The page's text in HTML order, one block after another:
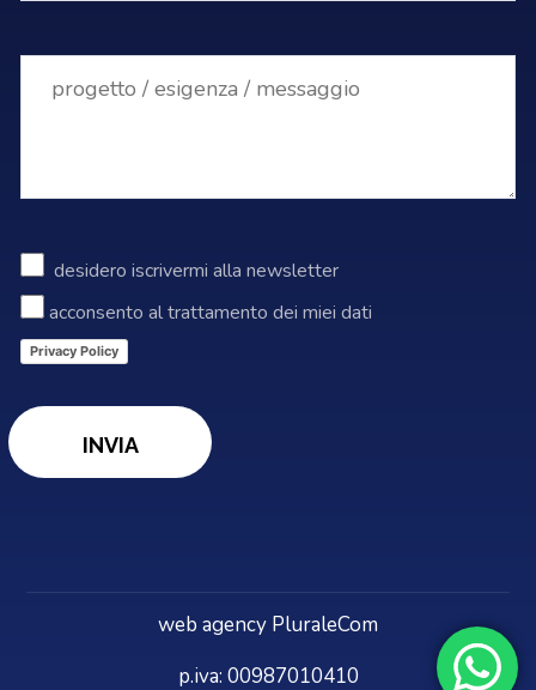
desidero iscrivermi alla newsletter
acconsento al trattamento dei miei dati
Privacy Policy
web agency PluraleCom
p.iva: 00987010410